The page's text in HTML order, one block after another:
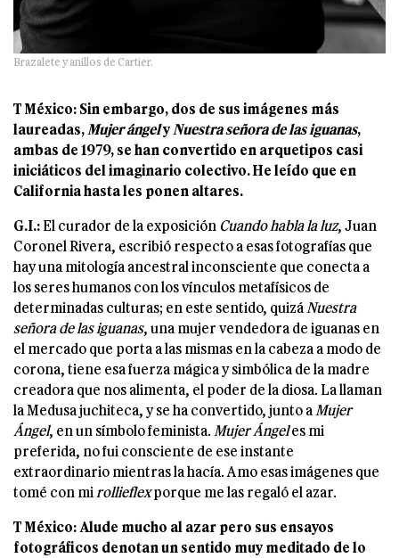
Brazalete y anillos de Cartier.
T México: Sin embargo, dos de sus imágenes más
laureadas, Mujer ángely Nuestraseñora de las iguanas,
ambas de 1979, se han convertido en arquetipos casi
iniciáticos del imaginario colectivo. He leído que en
California hasta les ponen altares.
G.I.: El curador de la exposición Cuando habla la luz, Juan
Coronel Rivera, escribió respecto a esas fotografías que
hay una mitología ancestral inconsciente que conecta a
los seres humanos con los vínculos metafísicos de
determinadas culturas; en este sentido, quizá Nuestra
señora de las iguanas, una mujer vendedora de iguanas en
el mercado que porta a las mismas en la cabeza a modo de
corona, tiene esa fuerza mágica y simbólica de la madre
creadora que nos alimenta, el poder de la diosa. La llaman
la Medusa juchiteca, y se ha convertido, junto a Mujer
Ángel, en un símbolo feminista. Mujer Ángeles mi
preferida, no fui consciente de ese instante
extraordinario mientras la hacía. Amo esas imágenes que
tomé con mi rollieflexporque me las regaló el azar.
T México: Alude mucho al azar pero sus ensayos
fotográficos denotan un sentido muy meditado de lo